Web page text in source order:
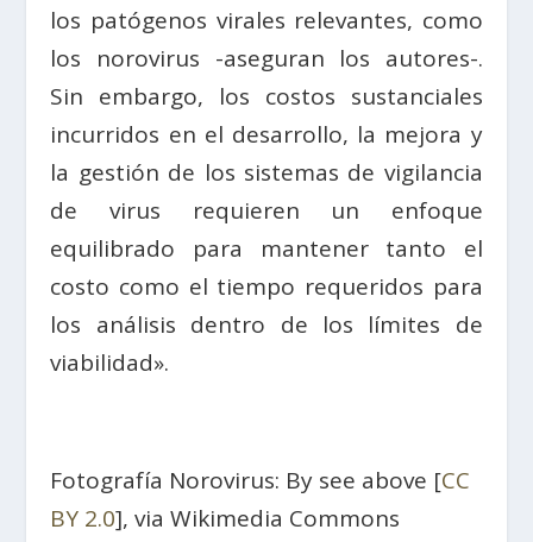
los patógenos virales relevantes, como
los norovirus -aseguran los autores-.
Sin embargo, los costos sustanciales
incurridos en el desarrollo, la mejora y
la gestión de los sistemas de vigilancia
de virus requieren un enfoque
equilibrado para mantener tanto el
costo como el tiempo requeridos para
los análisis dentro de los límites de
viabilidad».
Fotografía Norovirus: By see above [CC
BY 2.0], via Wikimedia Commons